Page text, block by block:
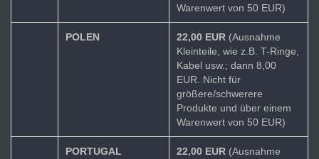
Warenwert von 50 EUR)
POLEN 22,00 EUR (Ausnahme
Kleinteile, wie z.B. T-Ringe,
Kabel usw.; dann 8,00
EUR. Nicht für
größere/schwerere
Produkte und über einem
Warenwert von 50 EUR)
PORTUGAL 22,00 EUR (Ausnahme